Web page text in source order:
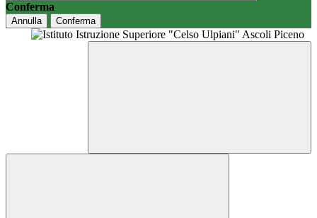
Conferma
Annulla Conferma